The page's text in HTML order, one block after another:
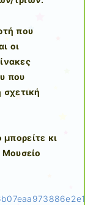
που
οι
που
κι
Μουσείο